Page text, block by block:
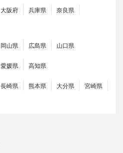
大阪府 兵庫県
奈良県
岡山県 広島県 山口県
愛媛県 高知県
長崎県 熊本県 大分県
宮崎県